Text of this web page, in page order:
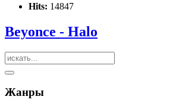
Hits: 14847
Beyonce - Halo
Жанры